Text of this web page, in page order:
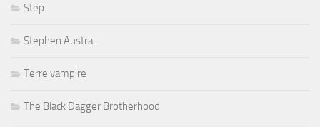
Step
Stephen Austra
Terre vampire
The Black Dagger Brotherhood